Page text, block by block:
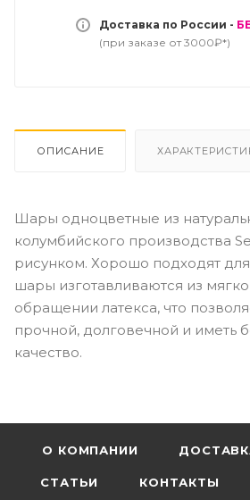
Доставка по России -
(при заказе от 3000₽*)
ОПИСАНИЕ
Шары одноцветные из
колумбийского производства
рисунком. Хорошо подходят
шары изготавливаются из
обращении латекса, что
прочной, долговечной и иметь
качество.
О КОМПАНИИ
СТАТЬИ КОНТАКТЫ